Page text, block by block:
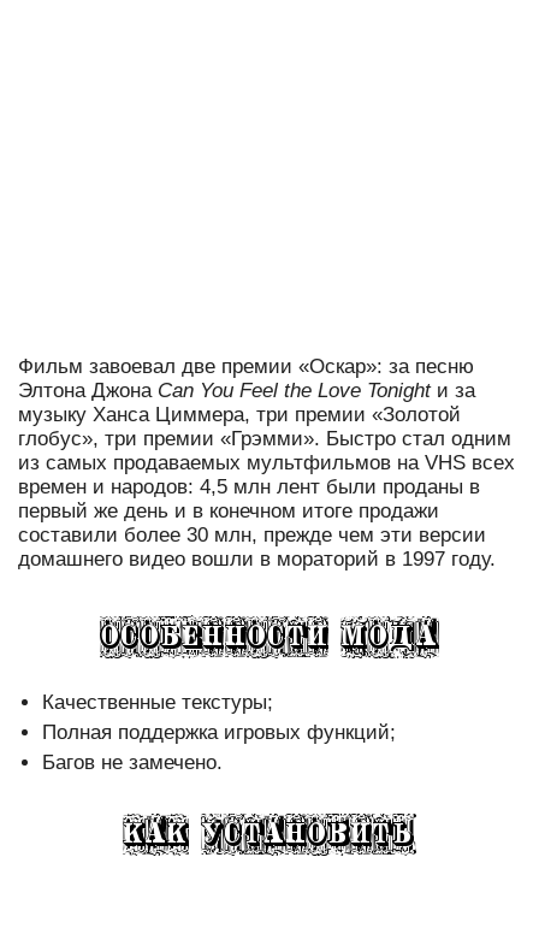
Фильм завоевал две премии «Оскар»: за песню
Элтона Джона Can You Feel the Love Tonightи за
музыку Ханса Циммера, три премии «Золотой
глобус», три премии «Грэмми». Быстро стал одним
из самых продаваемых мультфильмов на VHS всех
времен и народов: 4,5 млн лент были проданы в
первый же день и в конечном итоге продажи
составили более 30 млн, прежде чем эти версии
домашнего видео вошли в мораторий в 1997 году.
Качественные текстуры;
Полная поддержка игровых функций;
Багов не замечено.